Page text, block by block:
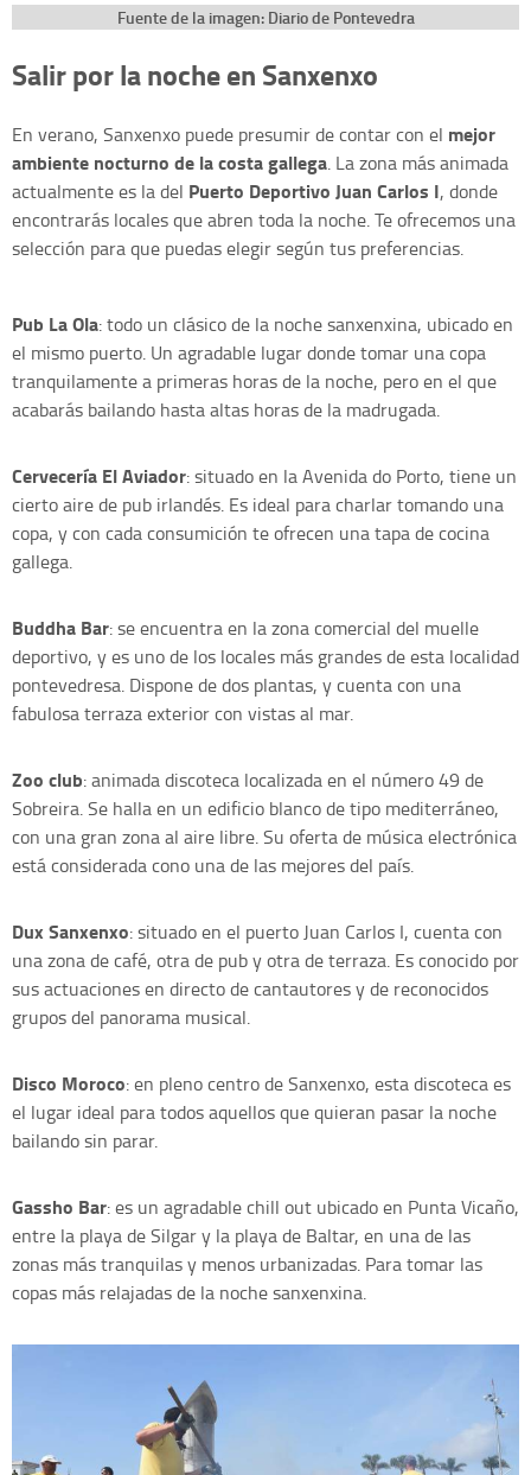
Fuente de la imagen: Diario de Pontevedra
Salir por la noche en Sanxenxo
En verano, Sanxenxo puede presumir de contar con el mejor
ambiente nocturno de la costa gallega. La zona más animada
actualmente es la del Puerto Deportivo Juan Carlos I, donde
encontrarás locales que abren toda la noche. Te ofrecemos una
selección para que puedas elegir según tus preferencias.
Pub La Ola: todo un clásico de la noche sanxenxina, ubicado en
el mismo puerto. Un agradable lugar donde tomar una copa
tranquilamente a primeras horas de la noche, pero en el que
acabarás bailando hasta altas horas de la madrugada.
Cervecería El Aviador: situado en la Avenida do Porto, tiene un
cierto aire de pub irlandés. Es ideal para charlar tomando una
copa, y con cada consumición te ofrecen una tapa de cocina
gallega.
Buddha Bar: se encuentra en la zona comercial del muelle
deportivo, y es uno de los locales más grandes de esta localidad
pontevedresa. Dispone de dos plantas, y cuenta con una
fabulosa terraza exterior con vistas al mar.
Zoo club: animada discoteca localizada en el número 49 de
Sobreira. Se halla en un edificio blanco de tipo mediterráneo,
con una gran zona al aire libre. Su oferta de música electrónica
está considerada cono una de las mejores del país.
Dux Sanxenxo: situado en el puerto Juan Carlos I, cuenta con
una zona de café, otra de pub y otra de terraza. Es conocido por
sus actuaciones en directo de cantautores y de reconocidos
grupos del panorama musical.
Disco Moroco: en pleno centro de Sanxenxo, esta discoteca es
el lugar ideal para todos aquellos que quieran pasar la noche
bailando sin parar.
Gassho Bar: es un agradable chill out ubicado en Punta Vicaño,
entre la playa de Silgar y la playa de Baltar, en una de las
zonas más tranquilas y menos urbanizadas. Para tomar las
copas más relajadas de la noche sanxenxina.